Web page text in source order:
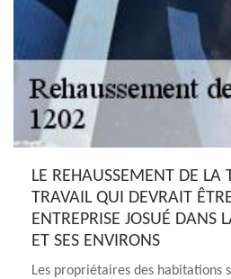
LE REHAUSSEMENT DE LA
TRAVAIL QUI DEVRAIT
ENTREPRISE JOSUÉ DANS
ET SES ENVIRONS
Les propriétaires des habitations